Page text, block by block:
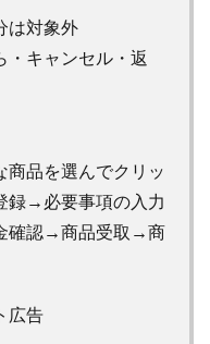
は対象外
キャンセル・返
品を選んでクリッ
録→必要事項の入力
確認→商品受取→商
広告